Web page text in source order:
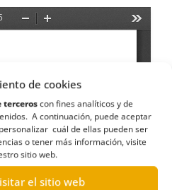
de cookies
terceroscon fines analíticos y de
A continuación, puede aceptar
cuál de ellas pueden ser
o tener más información, visite
sitio web.
el sitio web